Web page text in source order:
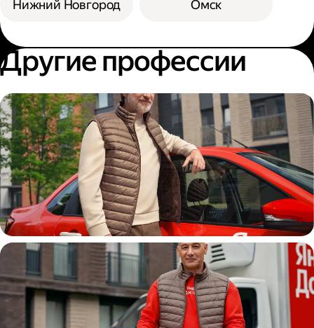
Нижний Новгород Омск
Другие профессии
Автокурьер